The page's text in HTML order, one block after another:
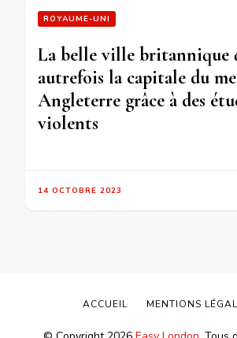
ROYAUME-UNI
La belle ville britannique
autrefois la capitale du
Angleterre grâce à des
violents
14 OCTOBRE 2023
ACCUEIL MENTIONS